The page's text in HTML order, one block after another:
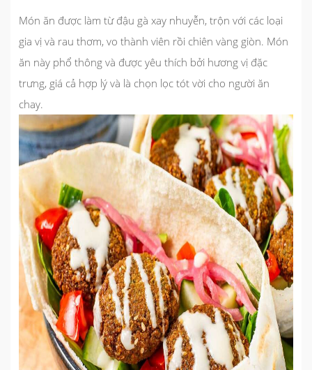
Món ăn được làm từ đậu gà xay nhuyễn, trộn với các loại
gia vị và rau thơm, vo thành viên rồi chiên vàng giòn. Món
ăn này phổ thông và được yêu thích bởi hương vị đặc
trưng, giá cả hợp lý và là chọn lọc tót vời cho người ăn
chay.